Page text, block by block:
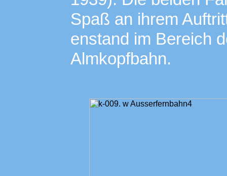
Spaß an ihrem
enstand im Bereich
Almkopfbahn.